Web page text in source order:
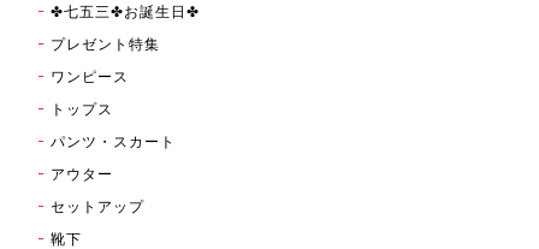
✤七五三✤お誕生日✤
プレゼント特集
ワンピース
トップス
パンツ・スカート
アウター
セットアップ
靴下